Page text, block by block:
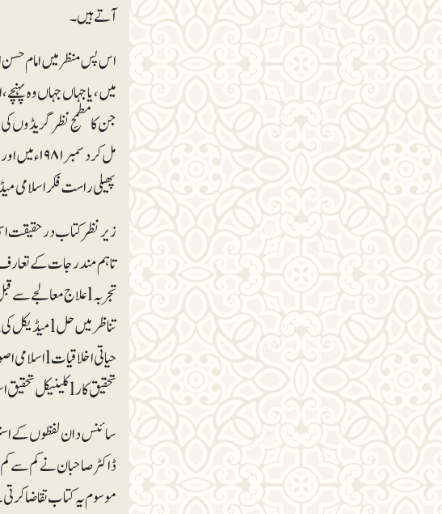
آتے ہیں۔
اس پس منظر میں امام حسن
میں، یا جہاں جہاں وہ
جن کا مطمحِ نظر گریڈوں کی
پھیلی راست فکر اسلامی
زیرنظر کتاب درحقیقت
تحقیق کار lکلینیکل تحقیق اسلامی تناظر میں lمیڈیکل تعلیم میں معیار کا مسئلہ ، اسلامی مناسبت سے۔
سائنس دان لفظوں کے
ڈاکٹر صاحبان نے کم سے
موسوم یہ کتاب تقاضا